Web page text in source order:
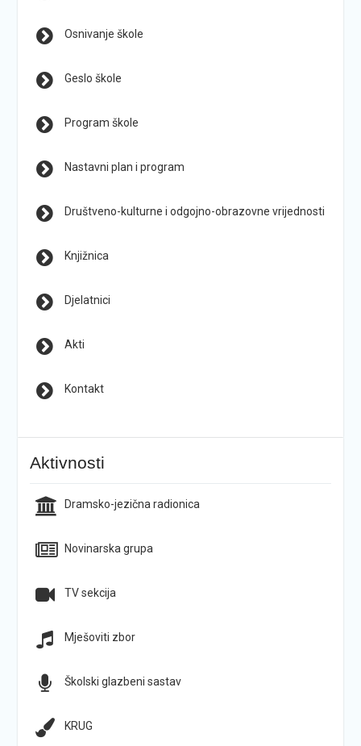
Osnivanje škole
Geslo škole
Program škole
Nastavni plan i program
Društveno-kulturne i odgojno-obrazovne vrijednosti
Knjižnica
Djelatnici
Akti
Kontakt
Aktivnosti
Dramsko-jezična radionica
Novinarska grupa
TV sekcija
Mješoviti zbor
Školski glazbeni sastav
KRUG